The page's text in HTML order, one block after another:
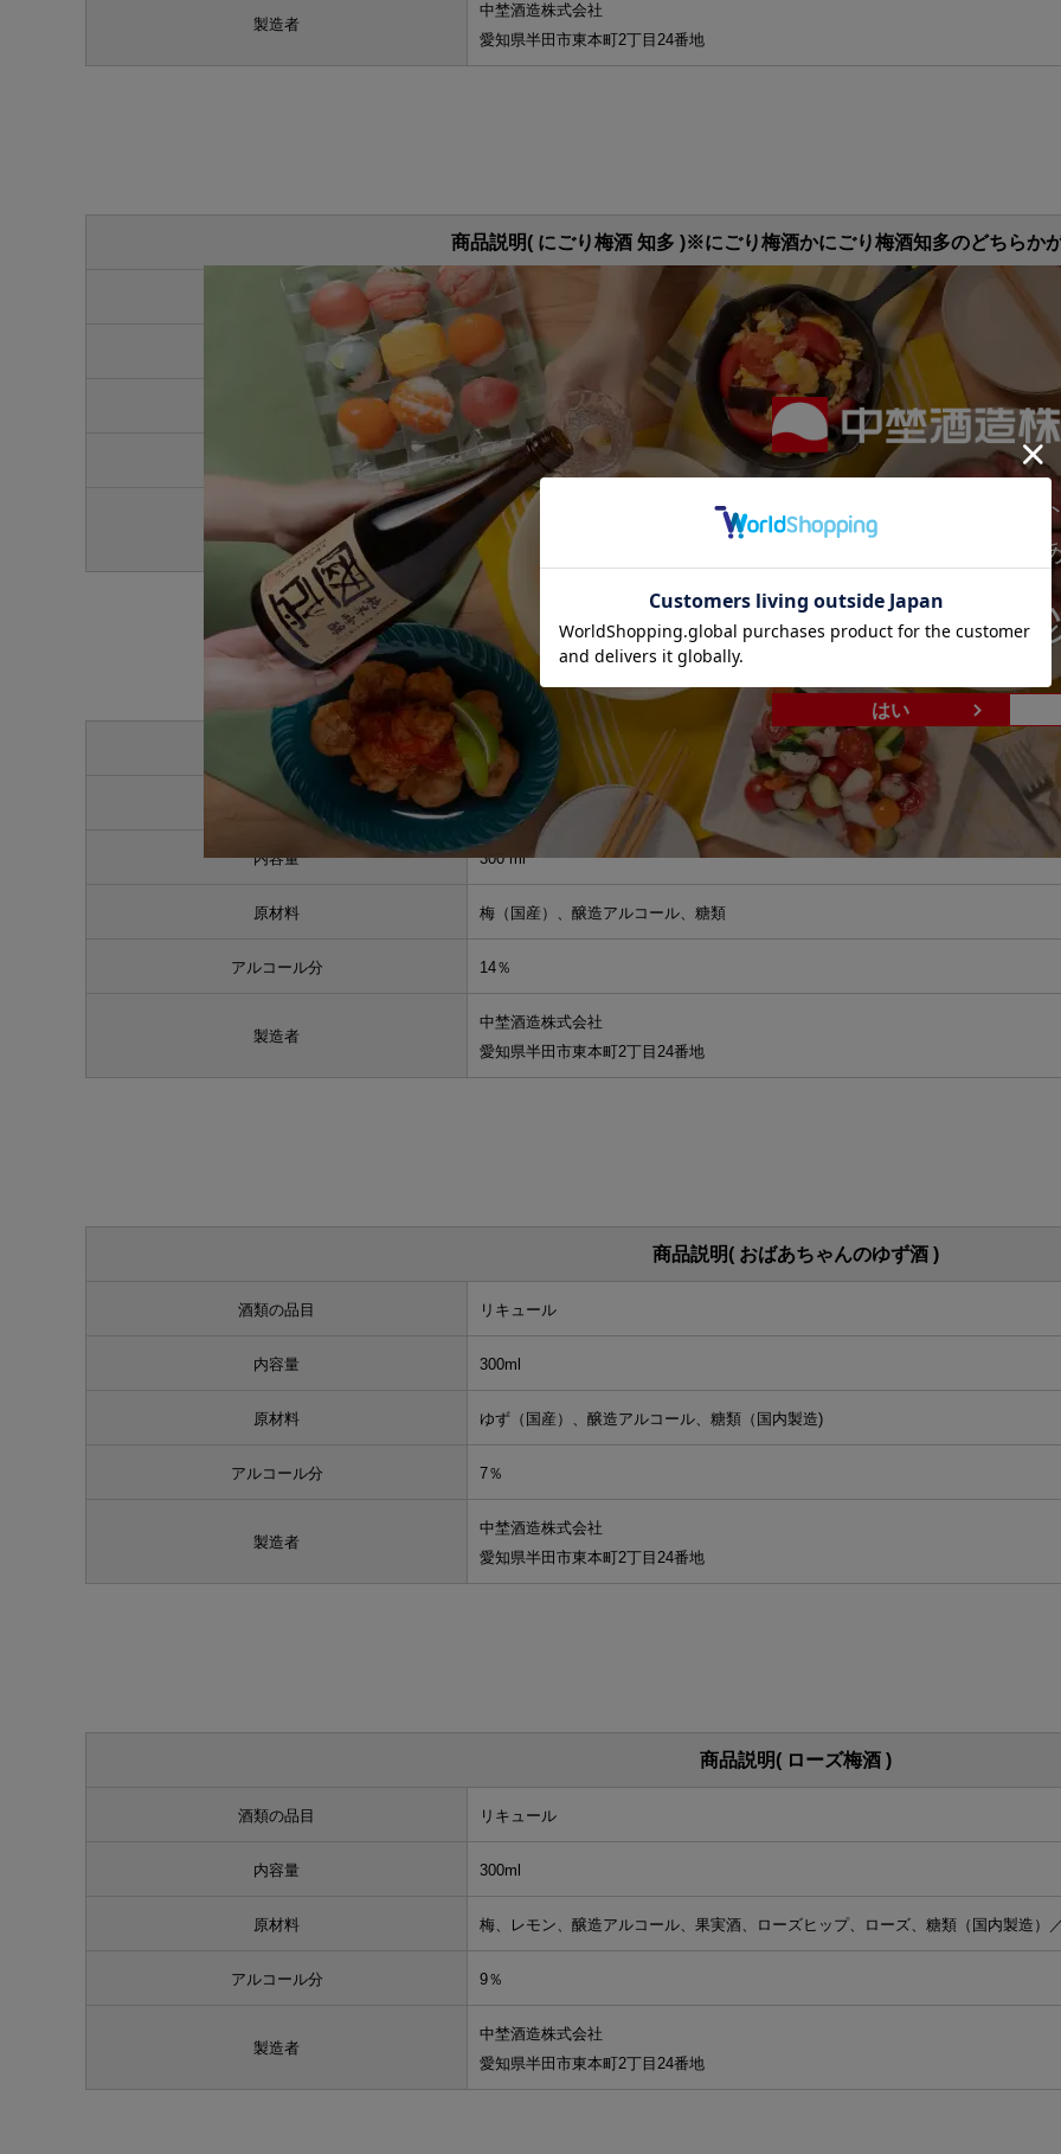
製造者
中埜酒造株式会社
愛知県半田市東本町2丁目24番地
商品説明( にごり梅酒 知多 )※にごり梅酒かにごり梅酒知多のどちらか
酒類の品目 リキュール
300ml
梅（愛知県産）、醸造アルコール、はちみつ、糖類（国内製造）
8％
製造者
中埜酒造株式会社
愛知県半田市東本町2丁目24番地
商品説明( おばあちゃんの梅酒 )
酒類の品目 リキュール
内容量 300 ml
原材料 梅（国産）、醸造アルコール、糖類
アルコール分 14％
製造者
中埜酒造株式会社
愛知県半田市東本町2丁目24番地
商品説明( おばあちゃんのゆず酒 )
酒類の品目 リキュール
内容量 300ml
原材料 ゆず（国産）、醸造アルコール、糖類（国内製造)
アルコール分 7％
製造者
中埜酒造株式会社
愛知県半田市東本町2丁目24番地
商品説明( ローズ梅酒 )
酒類の品目 リキュール
内容量 300ml
原材料 梅、レモン、醸造アルコール、果実酒、ローズヒップ、ローズ、糖類（国内製造）
アルコール分 9％
製造者
中埜酒造株式会社
愛知県半田市東本町2丁目24番地
中埜酒造のウェブサイ
20歳以上である必要が
あなたは20歳
はい